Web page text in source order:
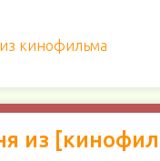
кинофильма
из